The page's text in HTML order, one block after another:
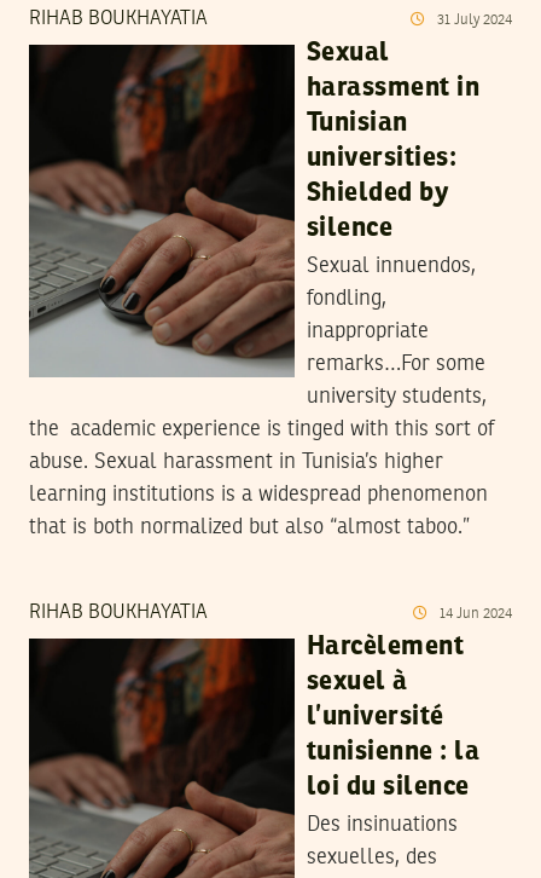
RIHAB BOUKHAYATIA 31 July 2024
Sexual
harassment in
Tunisian
universities:
Shielded by
silence
Sexual innuendos,
fondling,
inappropriate
remarks…For some
university students,
the academic experience is tinged with this sort of
abuse. Sexual harassment in Tunisia’s higher
learning institutions is a widespread phenomenon
that is both normalized but also “almost taboo.”
RIHAB BOUKHAYATIA 14 Jun 2024
Harcèlement
sexuel à
l’université
tunisienne : la
loi du silence
Des insinuations
sexuelles, des